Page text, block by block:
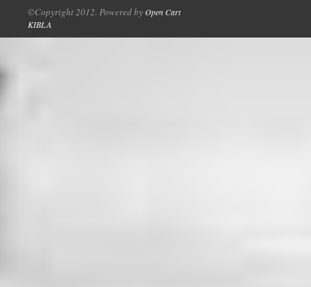
©Copyright 2012. Powered byOpen Cart
KIBLA